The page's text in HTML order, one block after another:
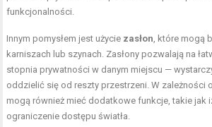
funkcjonalności.
Innym pomysłem jest użycie zasłon , które mogą
karniszach lub szynach. Zasłony pozwalają na
stopnia prywatności w danym miejscu —
oddzielić się od reszty przestrzeni. W zależności
mogą również mieć dodatkowe funkcje, takie jak
ograniczenie dostępu światła.